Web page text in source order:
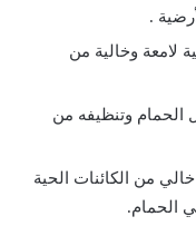
.
لامعة وخالية من
الحمام وتنظيفه من
من الكائنات الحية
الحمام.